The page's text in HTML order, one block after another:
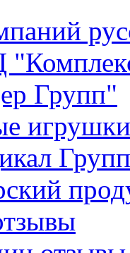
Групп"
игрушки
Групп